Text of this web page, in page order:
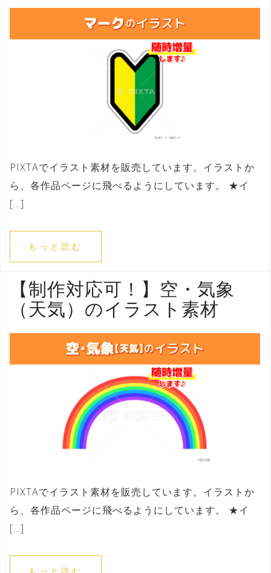
PIXTAでイラスト素材を販売しています。イラストか
ら、各作品ページに飛べるようにしています。 ★イ
[…]
もっと読む
【制作対応可！】空・気象
（天気）のイラスト素材
PIXTAでイラスト素材を販売しています。イラストか
ら、各作品ページに飛べるようにしています。 ★イ
[…]